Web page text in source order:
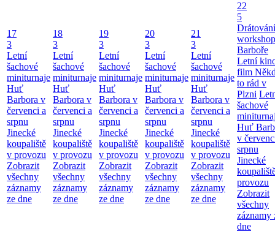
17
3
Letní
šachové
miniturnaje
Huť
Barbora v
červenci a
srpnu
Jinecké
koupaliště
v provozu
Zobrazit
všechny
záznamy
ze dne
18
3
Letní
šachové
miniturnaje
Huť
Barbora v
červenci a
srpnu
Jinecké
koupaliště
v provozu
Zobrazit
všechny
záznamy
ze dne
19
3
Letní
šachové
miniturnaje
Huť
Barbora v
červenci a
srpnu
Jinecké
koupaliště
v provozu
Zobrazit
všechny
záznamy
ze dne
20
3
Letní
šachové
miniturnaje
Huť
Barbora v
červenci a
srpnu
Jinecké
koupaliště
v provozu
Zobrazit
všechny
záznamy
ze dne
21
3
Letní
šachové
miniturnaje
Huť
Barbora v
červenci a
srpnu
Jinecké
koupaliště
v provozu
Zobrazit
všechny
záznamy
ze dne
22
5
Barboře
Letní
film
to rád v
Plzni
šachové
Huť
v
srpnu
Jinecké
provozu
Zobrazit
všechny
záznamy
dne